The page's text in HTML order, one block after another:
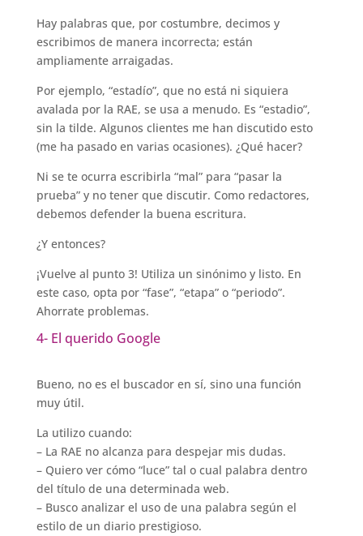
Hay palabras que, por costumbre, decimos y
escribimos de manera incorrecta; están
ampliamente arraigadas.
Por ejemplo, “estadío”, que no está ni siquiera
avalada por la RAE, se usa a menudo. Es “estadio”,
sin la tilde. Algunos clientes me han discutido esto
(me ha pasado en varias ocasiones). ¿Qué hacer?
Ni se te ocurra escribirla “mal” para “pasar la
prueba” y no tener que discutir. Como redactores,
debemos defender la buena escritura.
¿Y entonces?
¡Vuelve al punto 3! Utiliza un sinónimo y listo. En
este caso, opta por “fase”, “etapa” o “periodo”.
Ahorrate problemas.
4- El querido Google
Bueno, no es el buscador en sí, sino una función
muy útil.
La utilizo cuando:
– La RAE no alcanza para despejar mis dudas.
– Quiero ver cómo “luce” tal o cual palabra dentro
del título de una determinada web.
– Busco analizar el uso de una palabra según el
estilo de un diario prestigioso.